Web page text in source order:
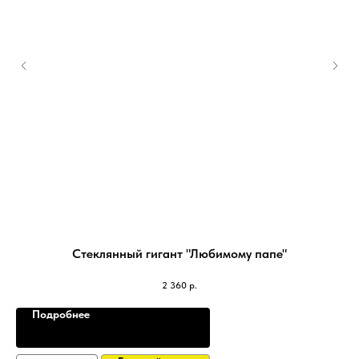
Стеклянный гигант "Любимому папе"
2 360 р.
Подробнее